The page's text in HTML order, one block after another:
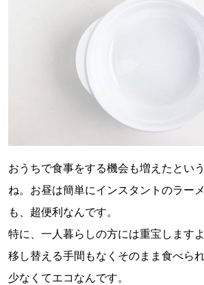
おうちで食事をする機会も増えたとい
ね。お昼は簡単にインスタントのラー
も、超便利なんです。
特に、一人暮らしの方には重宝します
移し替える手間もなくそのまま食べら
少なくてエコなんです。